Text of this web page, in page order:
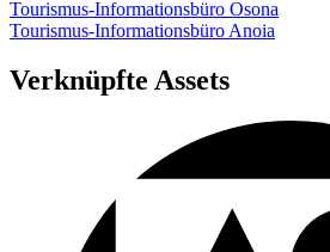
Tourismus-Informationsbüro Osona
Tourismus-Informationsbüro Anoia
Verknüpfte Assets